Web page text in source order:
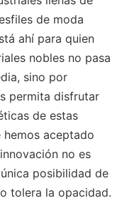
de moda
ahí para quien
nobles no pasa
sino por
permita disfrutar
de estas
aceptado
no es
posibilidad de
tolera la opacidad.